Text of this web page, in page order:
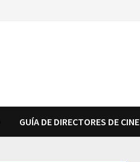
GUÍA DE DIRECTORES DE CINE